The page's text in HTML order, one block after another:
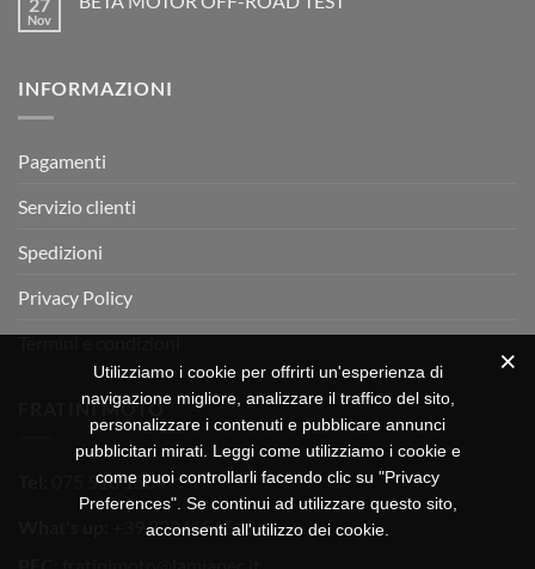
arrivata
èBeta
27
Nov
MOTOR
INFORMAZIONI
Pagamenti
Servizio clienti
Spedizioni
Privacy Policy
Termini e condizioni
FRATINI MOTO
075 518 1504
+39 3334656649
Utilizziamo i cookie per offrirti un'esperienza di
navigazione migliore, analizzare il traffico del sito,
personalizzare i contenuti e pubblicare annunci
pubblicitari mirati. Leggi come utilizziamo i cookie e
come puoi controllarli facendo clic su "Privacy
Preferences". Se continui ad utilizzare questo sito,
acconsenti all'utilizzo dei cookie.